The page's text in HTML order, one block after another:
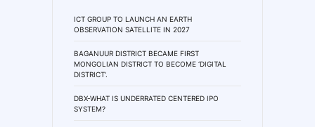
ICT GROUP TO LAUNCH AN EARTH
OBSERVATION SATELLITE IN 2027
BAGANUUR DISTRICT BECAME FIRST
MONGOLIAN DISTRICT TO BECOME ‘DIGITAL
DISTRICT’.
DBX-WHAT IS UNDERRATED CENTERED IPO
SYSTEM?